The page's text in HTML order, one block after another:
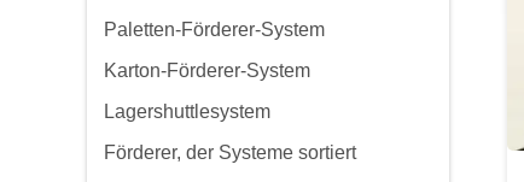
Paletten-Förderer-System
Karton-Förderer-System
Lagershuttlesystem
Förderer, der Systeme sortiert